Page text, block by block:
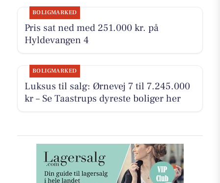
BOLIGMARKED
Pris sat ned med 251.000 kr. på
Hyldevangen 4
BOLIGMARKED
Luksus til salg: Ørnevej 7 til 7.245.000
kr – Se Taastrups dyreste boliger her